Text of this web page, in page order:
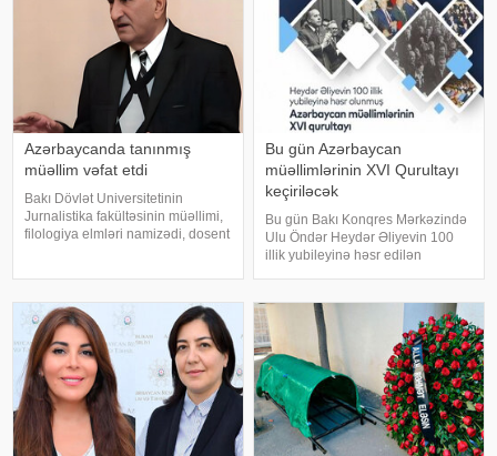
Azərbaycanda tanınmış
müəllim vəfat etdi
Bakı Dövlət Universitetinin
Jurnalistika fakültəsinin müəllimi,
filologiya elmləri namizədi, dosent
ki, Mahmud Mahmudov 50 il
Bu gün Azərbaycan
müəllimlərinin XVI Qurultayı
keçiriləcək
Bu gün Bakı Konqres Mərkəzində
Ulu Öndər Heydər Əliyevin 100
illik yubileyinə həsr edilən
istinadən xəbər verir ki, tədbirdə
elm və təhsil naziri Emin
Əmrullayev